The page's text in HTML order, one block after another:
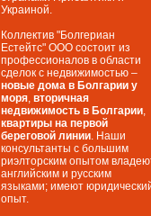
Украиной.
Коллектив "Болгериан
Естейтс" ООО состоит из
профессионалов в области
сделок с недвижимостью –
новые дома в Болгарии у
моря, вторичная
недвижимость в Болгарии,
квартиры на первой
береговой линии. Наши
консультанты с большим
риэлторским опытом
английским и русским
языками; имеют
опыт.